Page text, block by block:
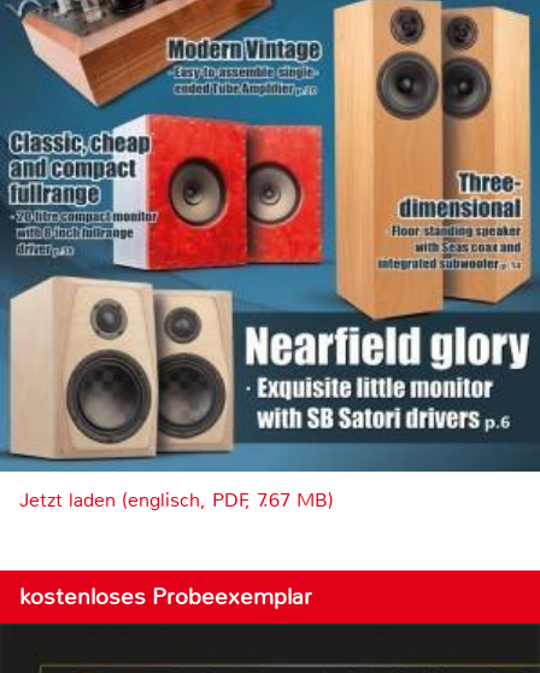
Jetzt laden (englisch, PDF, 7.67 MB)
kostenloses Probeexemplar